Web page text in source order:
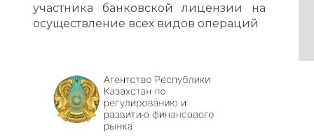
участника банковской лицензии на
осуществление всех видов операций